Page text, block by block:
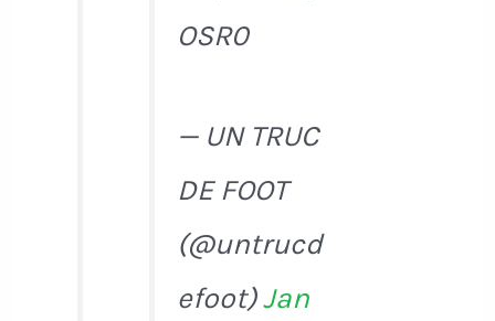
OSR0
— UN TRUC
DE FOOT
(@untrucd
efoot)Jan